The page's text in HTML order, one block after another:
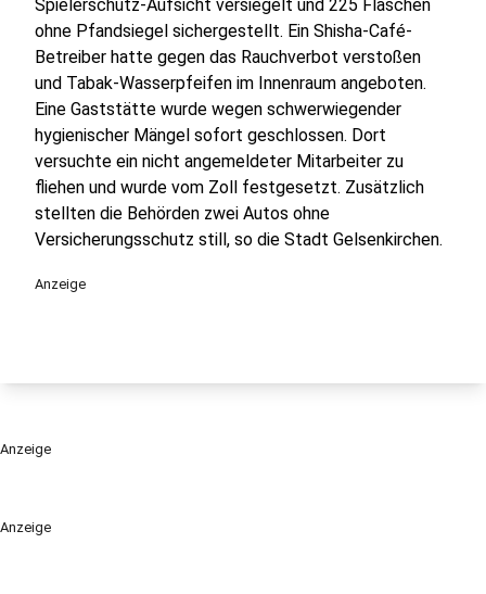
Anzeige
Spielerschutz-Aufsicht versiegelt und 225 Flaschen
ohne Pfandsiegel sichergestellt. Ein Shisha-Café-
Betreiber hatte gegen das Rauchverbot verstoßen
und Tabak-Wasserpfeifen im Innenraum angeboten.
Eine Gaststätte wurde wegen schwerwiegender
hygienischer Mängel sofort geschlossen. Dort
versuchte ein nicht angemeldeter Mitarbeiter zu
fliehen und wurde vom Zoll festgesetzt. Zusätzlich
stellten die Behörden zwei Autos ohne
Versicherungsschutz still, so die Stadt Gelsenkirchen.
Anzeige
Anzeige